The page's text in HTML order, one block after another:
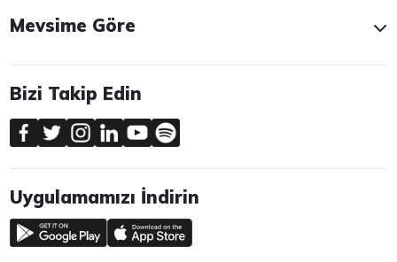
Mevsime Göre
Bizi Takip Edin
Uygulamamızı İndirin